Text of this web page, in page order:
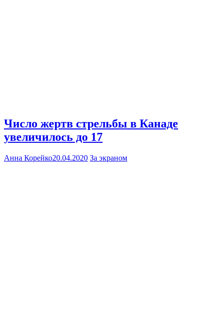
Число жертв стрельбы в Канаде
увеличилось до 17
Анна Корейко20.04.2020 За экраном